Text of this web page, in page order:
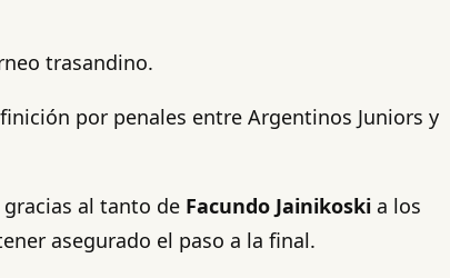
trasandino.
por penales entre Argentinos Juniors y
al tanto de Facundo Jainikoski a los
asegurado el paso a la final.